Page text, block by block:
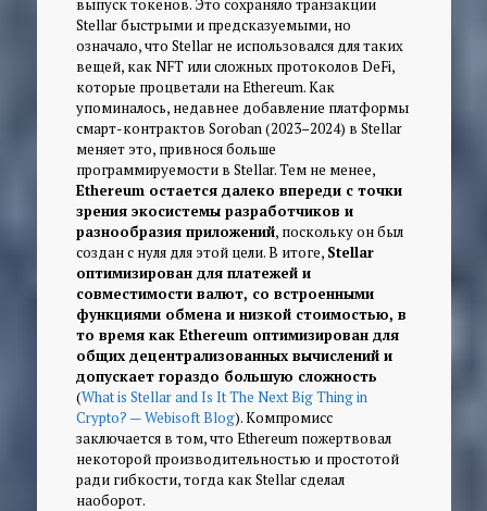
выпуск токенов. Это сохраняло транзакции
Stellar быстрыми и предсказуемыми, но
означало, что Stellar не использовался для таких
вещей, как NFT или сложных протоколов DeFi,
которые процветали на Ethereum. Как
упоминалось, недавнее добавление платформы
смарт-контрактов Soroban (2023–2024) в Stellar
меняет это, привнося больше
программируемости в Stellar. Тем не менее,
Ethereum остается далеко впереди с точки
зрения экосистемы разработчиков и
разнообразия приложений, поскольку он был
создан с нуля для этой цели. В итоге, Stellar
оптимизирован для платежей и
совместимости валют, со встроенными
функциями обмена и низкой стоимостью, в
то время как Ethereum оптимизирован для
общих децентрализованных вычислений и
допускает гораздо большую сложность
(What is Stellar and Is It The Next Big Thing in
Crypto? — Webisoft Blog). Компромисс
заключается в том, что Ethereum пожертвовал
некоторой производительностью и простотой
ради гибкости, тогда как Stellar сделал
наоборот.